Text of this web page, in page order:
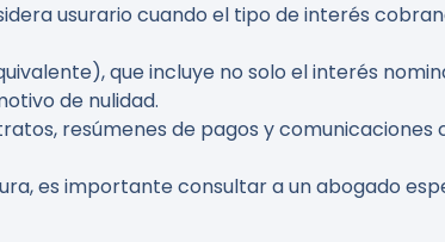
usurario cuando el tipo de interés
que incluye no solo el interés
de nulidad.
resúmenes de pagos y
es importante consultar a un abogado